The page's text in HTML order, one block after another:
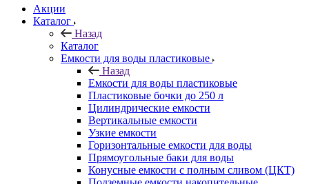
Акции
Каталог
Назад
Каталог
Емкости для воды пластиковые
Назад
Емкости для воды пластиковые
Пластиковые бочки до 250 л
Цилиндрические емкости
Вертикальные емкости
Узкие емкости
Горизонтальные емкости для воды
Прямоугольные баки для воды
Конусные емкости с полным сливом (ЦКТ)